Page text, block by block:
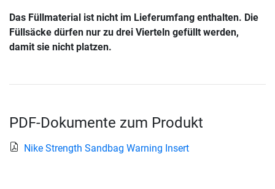
Das Füllmaterial ist nicht im Lieferumfang enthalten. Die
Füllsäcke dürfen nur zu drei Vierteln gefüllt werden,
damit sie nicht platzen.
PDF-Dokumente zum Produkt
Nike Strength Sandbag Warning Insert